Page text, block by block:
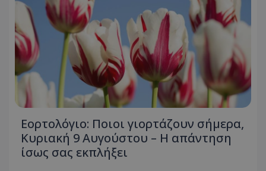
Εορτολόγιο: Ποιοι γιορτάζουν σήμερα,
Κυριακή 9 Αυγούστου – Η απάντηση
ίσως σας εκπλήξει